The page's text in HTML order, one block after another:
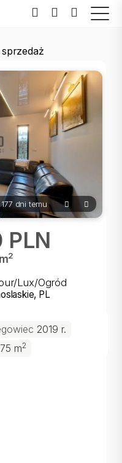
sprzedaż
177 dni temu
PLN
2
Lux/Ogród
, PL
2019 r.
m2